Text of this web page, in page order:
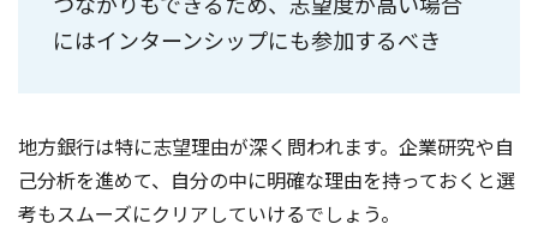
にはインターンシップにも参加するべき
地方銀行は特に志望理由が深く問われます。企業研究や自
己分析を進めて、自分の中に明確な理由を持っておくと選
考もスムーズにクリアしていけるでしょう。